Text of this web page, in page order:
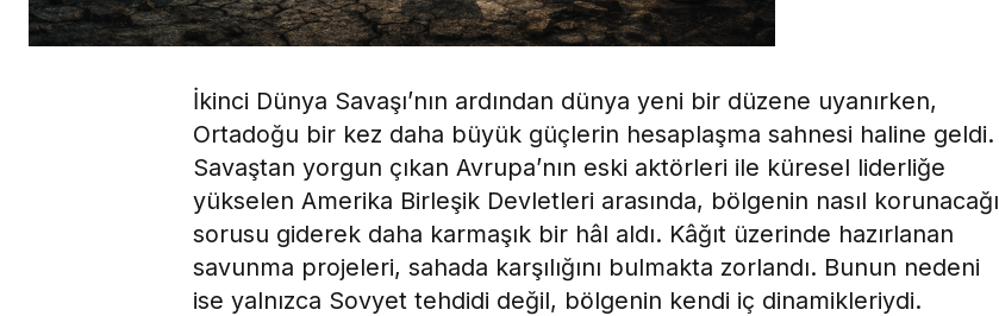
İkinci Dünya Savaşı’nın ardından dünya yeni bir düzene uyanırken,
Ortadoğu bir kez daha büyük güçlerin hesaplaşma sahnesi haline geldi.
Savaştan yorgun çıkan Avrupa’nın eski aktörleri ile küresel liderliğe
yükselen Amerika Birleşik Devletleri arasında, bölgenin nasıl korunacağı
sorusu giderek daha karmaşık bir hâl aldı. Kâğıt üzerinde hazırlanan
savunma projeleri, sahada karşılığını bulmakta zorlandı. Bunun nedeni
ise yalnızca Sovyet tehdidi değil, bölgenin kendi iç dinamikleriydi.